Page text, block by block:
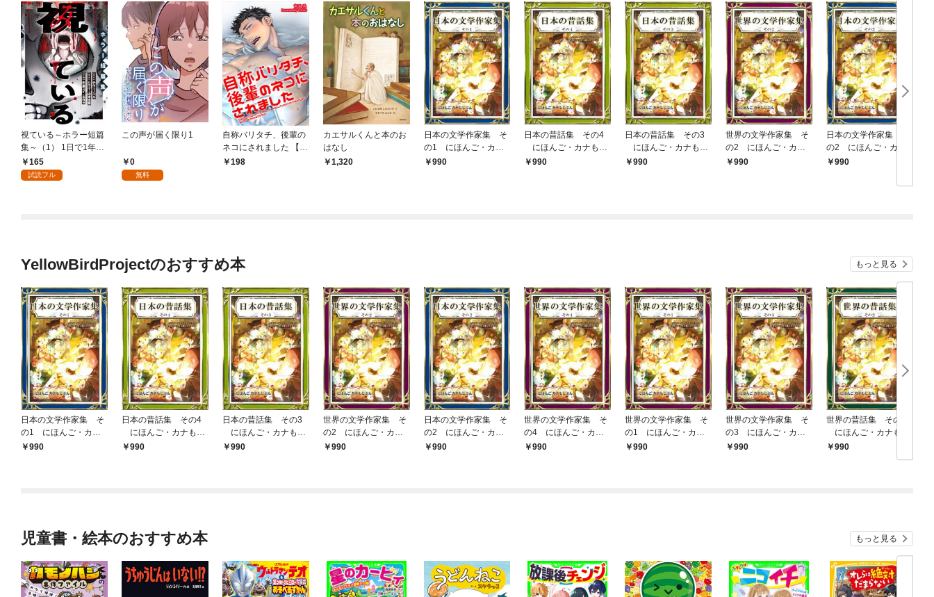
視ている～ホラー短篇
集～（1） 1日で1年成
長する彼氏 1話
165
試読フル
この声が届く限り1
0
無料
自称バリタチ、後輩の
ネコにされました 【短
編】198
カエサルくんと本のお
はなし
1,320
日本の文学作家集 そ
の1 にほんご・カナ
もじぶん
990
日本の昔話集 その4
にほんご・カナもじ
ぶん990
日本の昔話集 その3
にほんご・カナもじ
ぶん990
世界の文学作家集 そ
の2 にほんご・カナ
もじぶん
990
日本の文学作家集 そ
の2 にほんご・カナ
もじぶん
990
YellowBirdProjectのおすすめ本 もっと見る
日本の文学作家集 そ
の1 にほんご・カナ
もじぶん
990
日本の昔話集 その4
にほんご・カナもじ
ぶん990
日本の昔話集 その3
にほんご・カナもじ
ぶん990
世界の文学作家集 そ
の2 にほんご・カナ
もじぶん
990
日本の文学作家集 そ
の2 にほんご・カナ
もじぶん
990
世界の文学作家集 そ
の4 にほんご・カナ
もじぶん
990
世界の文学作家集 そ
の1 にほんご・カナ
もじぶん
990
世界の文学作家集 そ
の3 にほんご・カナ
もじぶん
990
世界の昔話集 その2
にほんご・カナもじ
ぶん990
児童書・絵本のおすすめ本 もっと見る